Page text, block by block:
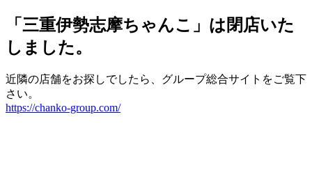
「三重伊勢志摩ちゃんこ」は閉店いた
しました。
近隣の店舗をお探しでしたら、グループ総合サイトをご覧下
さい。
https://chanko-group.com/